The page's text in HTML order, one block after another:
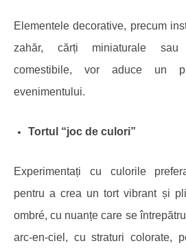
Elementele decorative, precum
zahăr, cărți miniaturale sau
comestibile, vor aduce un
evenimentului.
Tortul “joc de culori”
Experimentați cu culorile
pentru a crea un tort vibrant și
ombré, cu nuanțe care se
arc-en-ciel, cu straturi colorate,